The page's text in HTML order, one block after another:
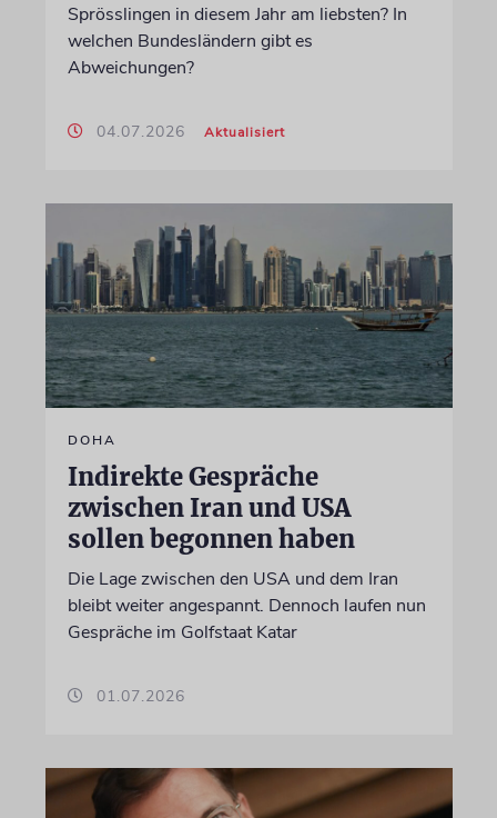
Sprösslingen in diesem Jahr am liebsten? In
welchen Bundesländern gibt es
Abweichungen?
04.07.2026 Aktualisiert
DOHA
Indirekte Gespräche
zwischen Iran und USA
sollen begonnen haben
Die Lage zwischen den USA und dem Iran
bleibt weiter angespannt. Dennoch laufen nun
Gespräche im Golfstaat Katar
01.07.2026